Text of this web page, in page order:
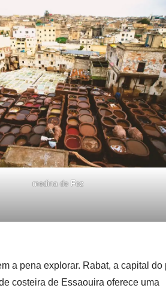
medina de Fez
a pena explorar. Rabat, a capital do
costeira de Essaouira oferece uma